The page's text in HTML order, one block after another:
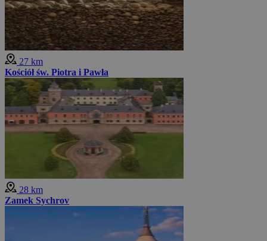
27 km
Kościół św. Piotra i Pawła
28 km
Zamek Sychrov